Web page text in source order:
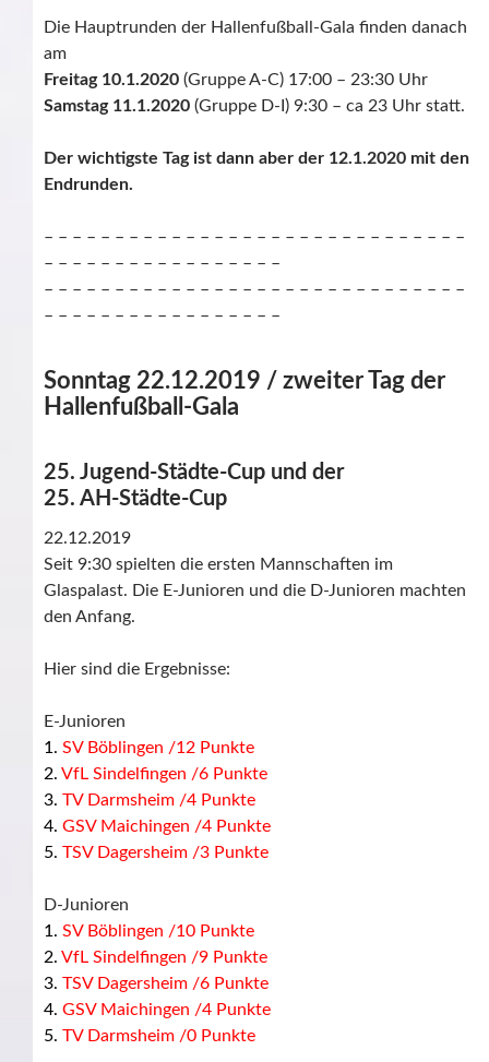
Die Hauptrunden der Hallenfußball-Gala finden danach
am
Freitag 10.1.2020 (Gruppe A-C) 17:00 – 23:30 Uhr
Samstag 11.1.2020 (Gruppe D-I) 9:30 – ca 23 Uhr statt.
Der wichtigste Tag ist dann aber der 12.1.2020 mit den
Endrunden.
– – – – – – – – – – – – – – – – – – – – – – – – – – – – – –
– – – – – – – – – – – – – – – – –
– – – – – – – – – – – – – – – – – – – – – – – – – – – – – –
– – – – – – – – – – – – – – – – –
Sonntag 22.12.2019 / zweiter Tag der
Hallenfußball-Gala
25. Jugend-Städte-Cup und der
25. AH-Städte-Cup
22.12.2019
Seit 9:30 spielten die ersten Mannschaften im
Glaspalast. Die E-Junioren und die D-Junioren machten
den Anfang.
Hier sind die Ergebnisse:
E-Junioren
1. SV Böblingen /12 Punkte
2. VfL Sindelfingen /6 Punkte
3. TV Darmsheim /4 Punkte
4. GSV Maichingen /4 Punkte
5. TSV Dagersheim /3 Punkte
D-Junioren
1. SV Böblingen /10 Punkte
2. VfL Sindelfingen /9 Punkte
3. TSV Dagersheim /6 Punkte
4. GSV Maichingen /4 Punkte
5. TV Darmsheim /0 Punkte